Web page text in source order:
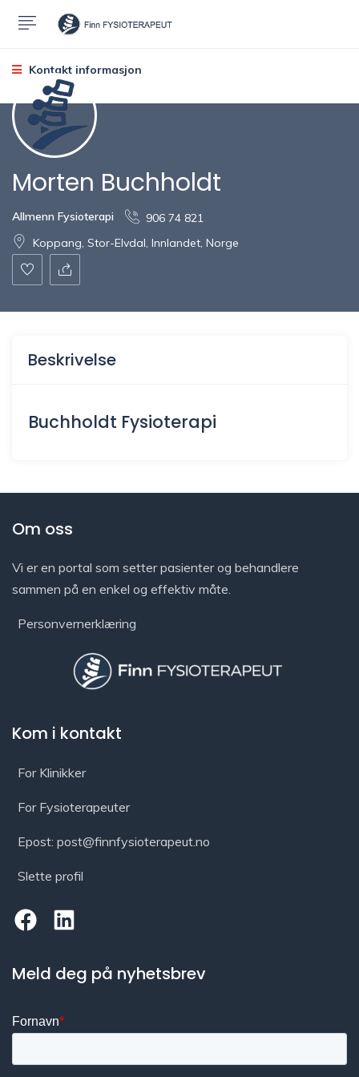
Kontakt informasjon
Morten Buchholdt
Allmenn Fysioterapi
906 74 821
Koppang, Stor-Elvdal, Innlandet, Norge
Beskrivelse
Buchholdt Fysioterapi
Om oss
Vi er en portal som setter pasienter og behandlere
sammen på en enkel og effektiv måte.
Personvernerklæring
Kom i kontakt
For Klinikker
For Fysioterapeuter
Epost: post@finnfysioterapeut.no
Slette profil
Meld deg på nyhetsbrev